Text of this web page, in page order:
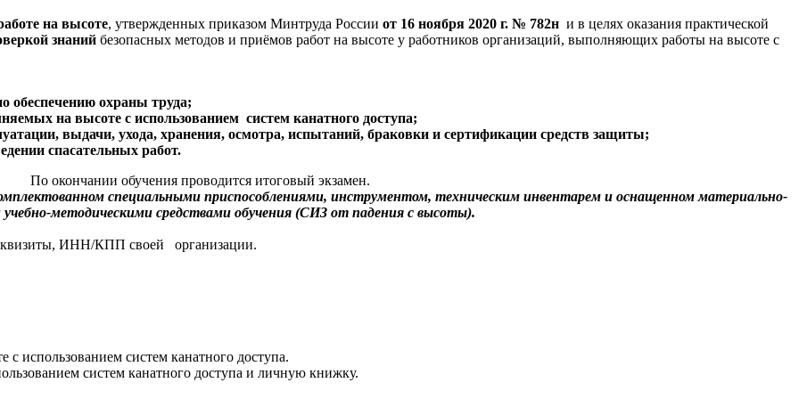
на высоте, утвержденных приказом Минтруда России от 16 ноября 2020 г. № 782н и в целях оказания практической
знаний безопасных методов и приёмов работ на высоте у работников организаций, выполняющих работы на высоте с
обеспечению охраны труда;
на высоте с использованием систем канатного доступа;
выдачи, ухода, хранения, осмотра, испытаний, браковки и сертификации средств защиты;
спасательных работ.
По окончании обучения проводится итоговый экзамен.
специальными приспособлениями, инструментом, техническим инвентарем и оснащенном материально-
методическими средствами обучения (СИЗ от падения с высоты).
ИНН/КПП своей организации.
использованием систем канатного доступа.
систем канатного доступа и личную книжку.